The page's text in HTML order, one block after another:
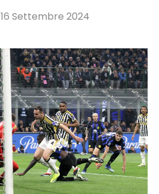
16 Settembre 2024